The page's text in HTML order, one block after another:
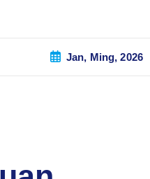
Jan, Ming, 2026